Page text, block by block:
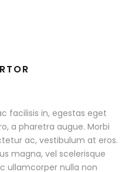
facilisis in, egestas eget
a pharetra augue. Morbi
ac, vestibulum at eros.
magna, vel scelerisque
ullamcorper nulla non